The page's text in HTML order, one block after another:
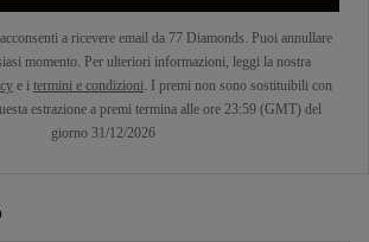
a ricevere email da 77 Diamonds. Puoi annullare
momento. Per ulteriori informazioni, leggi la nostra
e i termini e condizioni. I premi non sono sostituibili con
estrazione a premi termina alle ore 23:59 (GMT) del
giorno 31/12/2026